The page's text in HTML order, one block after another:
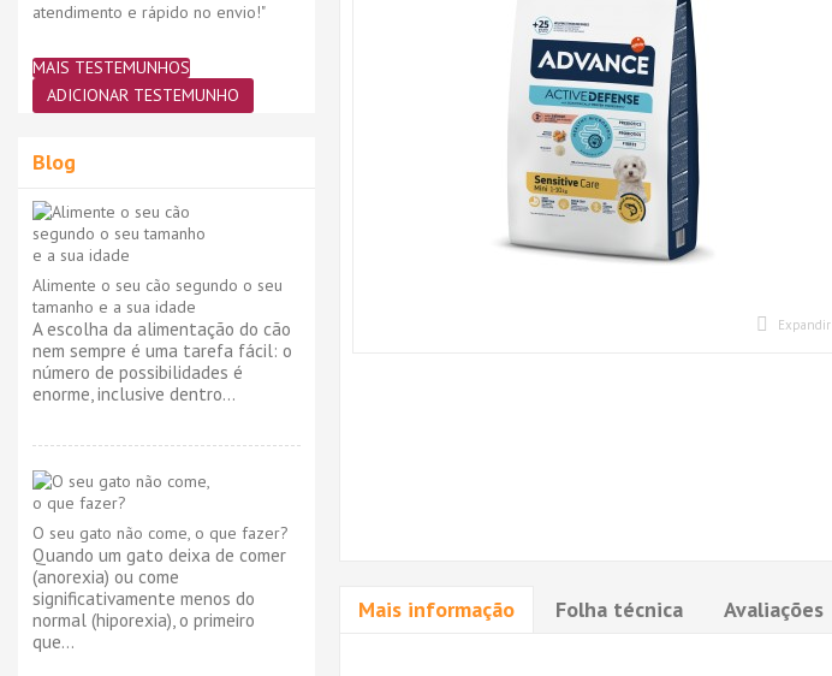
Expandir
Mais informação Folha técnica Avaliações
atendimento e rápido no envio!"
MAIS TESTEMUNHOS
ADICIONAR TESTEMUNHO
Blog
Alimente o seu cão segundo o seu
tamanho e a sua idade
A escolha da alimentação do cão
nem sempre é uma tarefa fácil: o
número de possibilidades é
enorme, inclusive dentro...
O seu gato não come, o que fazer?
Quando um gato deixa de comer
(anorexia) ou come
significativamente menos do
normal (hiporexia), o primeiro
que...